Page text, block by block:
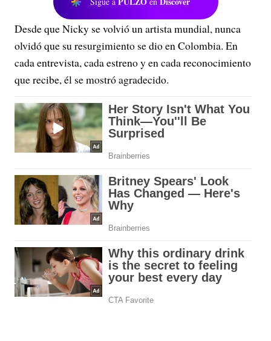
Desde que Nicky se volvió un artista mundial, nunca
olvidó que su resurgimiento se dio en Colombia. En
cada entrevista, cada estreno y en cada reconocimiento
que recibe, él se mostró agradecido.